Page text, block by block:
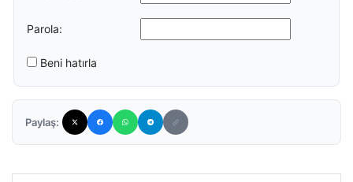
Parola:
Beni hatırla
Paylaş: